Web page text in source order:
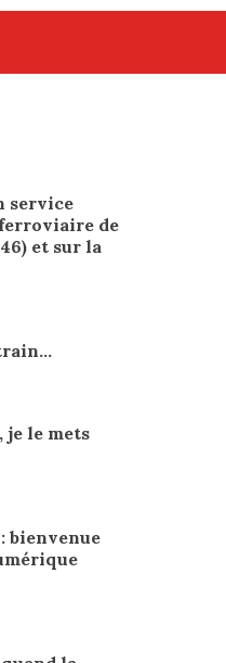
service
de
et sur la
je le mets
bienvenue